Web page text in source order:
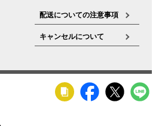
配送についての注意事項
キャンセルについて